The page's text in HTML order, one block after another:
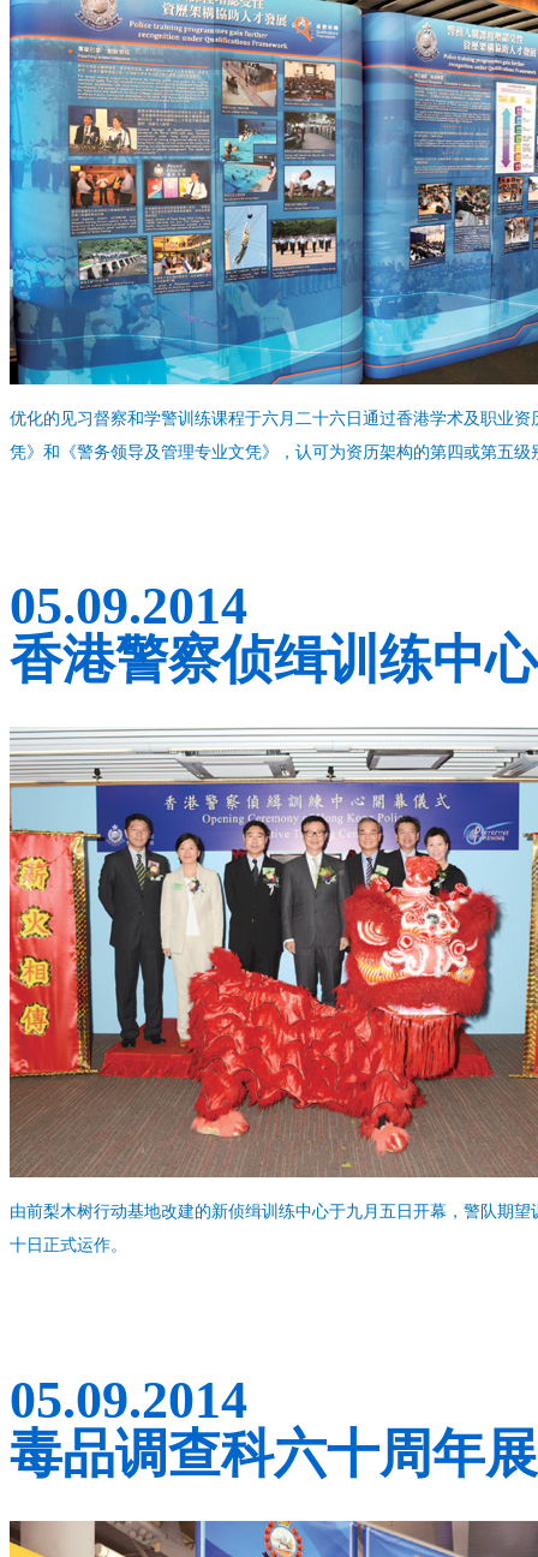
优化的见习督察和学警训练课程于六月二十六日通过香港学术及职业
凭》和《警务领导及管理专业文凭》，认可为资历架构的第四或第五级
05.09.2014
香港警察侦缉训练中
由前梨木树行动基地改建的新侦缉训练中心于九月五日开幕，警队期
十日正式运作。
05.09.2014
毒品调查科六十周年